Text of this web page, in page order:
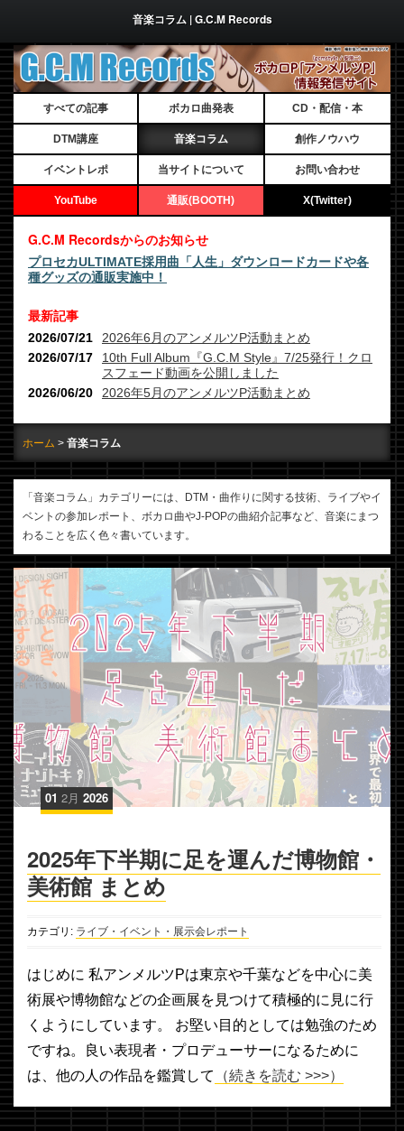
音楽コラム | G.C.M Records
すべての記事 ボカロ曲発表 CD・配信・本
DTM講座 音楽コラム 創作ノウハウ
イベントレポ 当サイトについて お問い合わせ
YouTube 通販(BOOTH) X(Twitter)
G.C.M Recordsからのお知らせ
プロセカULTIMATE採用曲「人生」ダウンロードカードや各
種グッズの通販実施中！
最新記事
2026年6月のアンメルツP活動まとめ
2026/07/21
10th Full Album『G.C.M Style』7/25発行！クロ
スフェード動画を公開しました
2026/07/17
2026年5月のアンメルツP活動まとめ
2026/06/20
ホーム 音楽コラム
「音楽コラム」カテゴリーには、DTM・曲作りに関する技術、ライブやイ
ベントの参加レポート、ボカロ曲やJ-POPの曲紹介記事など、音楽にまつ
わることを広く色々書いています。
01 2月 2026
2025年下半期に足を運んだ博物館・
美術館 まとめ
カテゴリ: ライブ・イベント・展示会レポート
はじめに 私アンメルツPは東京や千葉などを中心に美
術展や博物館などの企画展を見つけて積極的に見に行
くようにしています。 お堅い目的としては勉強のため
ですね。良い表現者・プロデューサーになるために
は、他の人の作品を鑑賞して
（続きを読む >>>）